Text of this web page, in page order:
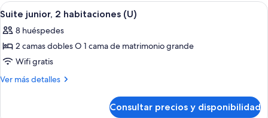
Abrir
todas
las
fotos
de
Suite
Habitación de hotel con una cama
4
Suite junior, 2 habitaciones (U)
8 huéspedes
2 camas dobles O 1 cama de matrimonio grande
Wifi gratis
Ver más detalles
Más
Consultar precios y disponibilidad